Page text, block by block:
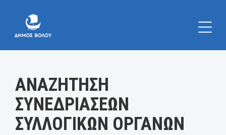
ΑΝΑΖΗΤΗΣΗ
ΣΥΝΕΔΡΙΑΣΕΩΝ
ΣΥΛΛΟΓΙΚΩΝ ΟΡΓΑΝΩΝ